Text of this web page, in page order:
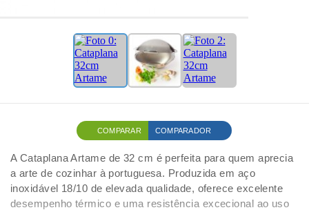
COMPARAR COMPARADOR
A Cataplana Artame de 32 cm é perfeita para quem aprecia
a arte de cozinhar à portuguesa. Produzida em aço
inoxidável 18/10 de elevada qualidade, oferece excelente
desempenho térmico e uma resistência excecional ao uso